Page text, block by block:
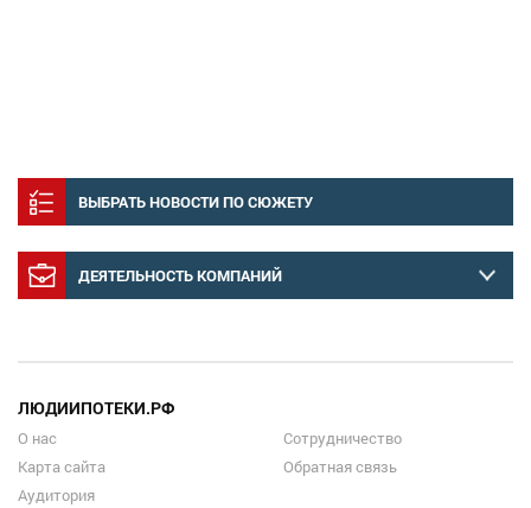
ВЫБРАТЬ НОВОСТИ ПО СЮЖЕТУ
ДЕЯТЕЛЬНОСТЬ КОМПАНИЙ
ЛЮДИИПОТЕКИ.РФ
О нас
Карта сайта
Аудитория
Сотрудничество
Обратная связь